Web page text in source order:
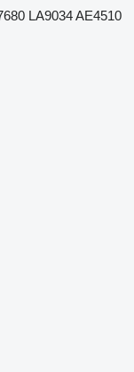
LA9034 AE4510